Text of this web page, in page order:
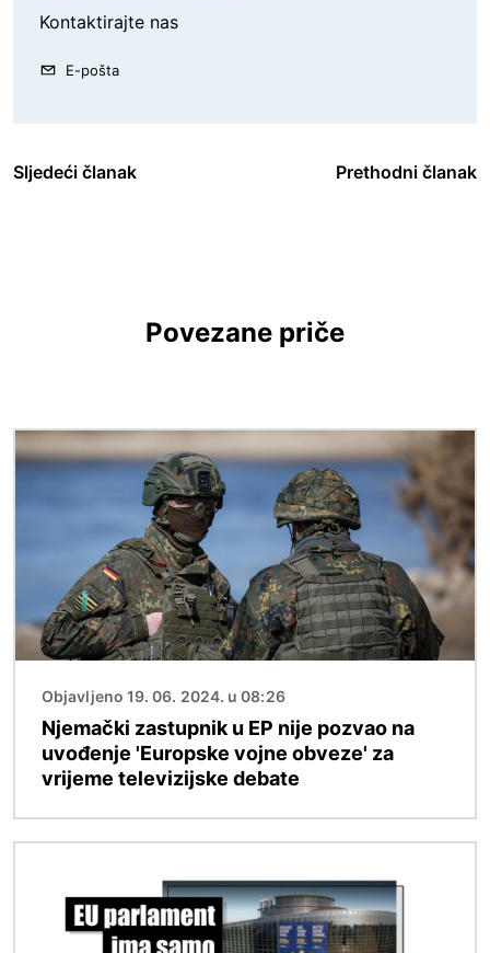
Kontaktirajte nas
E-pošta
Sljedeći članak Prethodni članak
Povezane priče
Slika
Objavljeno 19. 06. 2024. u 08:26
Njemački zastupnik u EP nije pozvao na
uvođenje 'Europske vojne obveze' za
vrijeme televizijske debate